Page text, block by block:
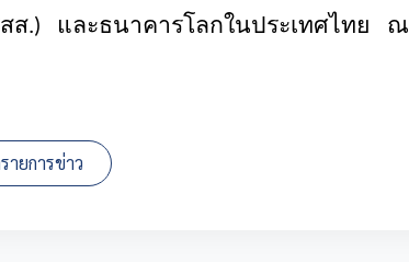
ส.) และธนาคารโลกในประเทศไทย ณ
ายการข่าว